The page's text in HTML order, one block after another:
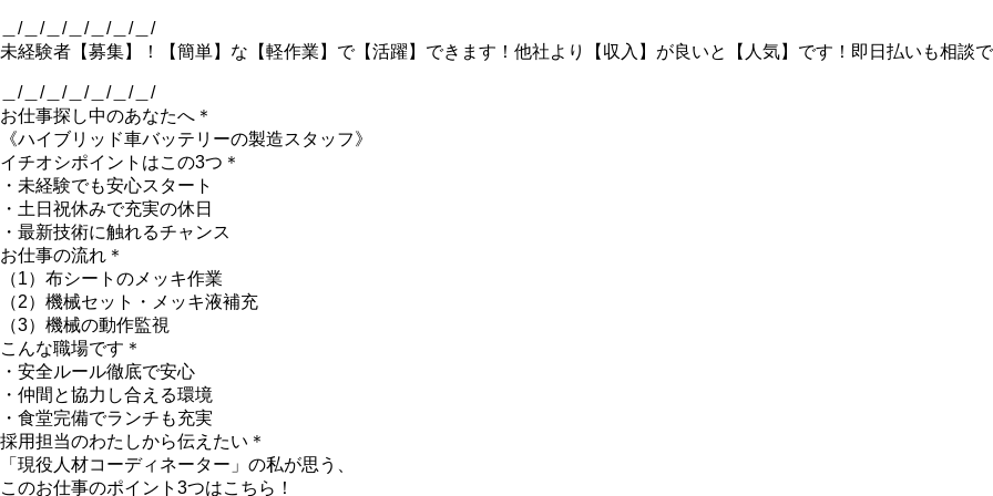
＿/＿/＿/＿/＿/＿/＿/
未経験者【募集】！【簡単】な【軽作業】で【活躍】できます！他社より【収入】が良いと【人気】です！即日払いも相談
＿/＿/＿/＿/＿/＿/＿/
お仕事探し中のあなたへ＊
《ハイブリッド車バッテリーの製造スタッフ》
イチオシポイントはこの3つ＊
・未経験でも安心スタート
・土日祝休みで充実の休日
・最新技術に触れるチャンス
お仕事の流れ＊
（1）布シートのメッキ作業
（2）機械セット・メッキ液補充
（3）機械の動作監視
こんな職場です＊
・安全ルール徹底で安心
・仲間と協力し合える環境
・食堂完備でランチも充実
採用担当のわたしから伝えたい＊
「現役人材コーディネーター」の私が思う、
このお仕事のポイント3つはこちら！